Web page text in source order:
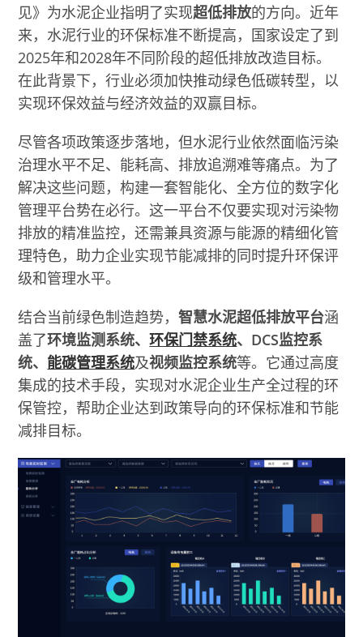
见》为水泥企业指明了实现超低排放的方向。近年
来，水泥行业的环保标准不断提高，国家设定了到
2025年和2028年不同阶段的超低排放改造目标。
在此背景下，行业必须加快推动绿色低碳转型，以
实现环保效益与经济效益的双赢目标。
尽管各项政策逐步落地，但水泥行业依然面临污染
治理水平不足、能耗高、排放追溯难等痛点。为了
解决这些问题，构建一套智能化、全方位的数字化
管理平台势在必行。这一平台不仅要实现对污染物
排放的精准监控，还需兼具资源与能源的精细化管
理特色，助力企业实现节能减排的同时提升环保评
级和管理水平。
结合当前绿色制造趋势，智慧水泥超低排放平台涵
盖了环境监测系统、环保门禁系统、DCS监控系
统、 能碳管理系统及视频监控系统等。它通过高度
集成的技术手段，实现对水泥企业生产全过程的环
保管控，帮助企业达到政策导向的环保标准和节能
减排目标。